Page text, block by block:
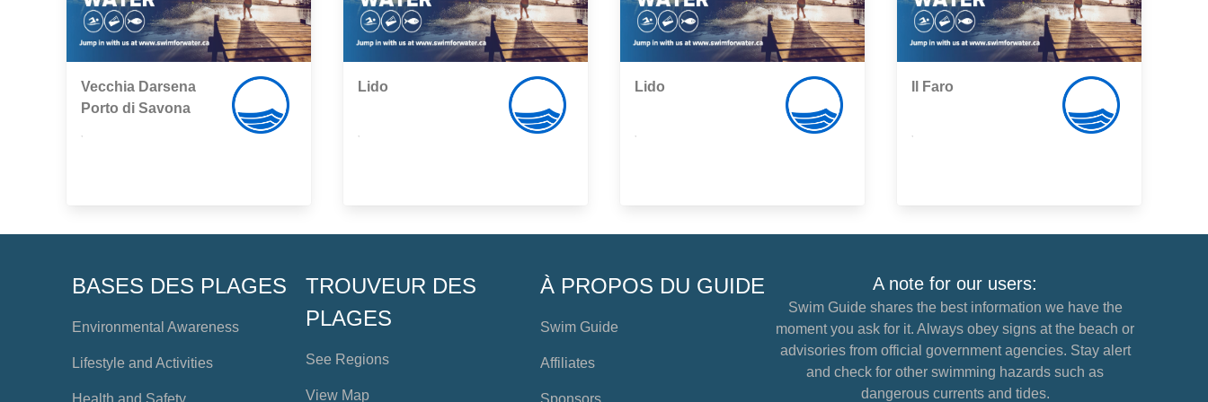
Vecchia Darsena
Porto di Savona
Lido Lido Il Faro
BASES DES PLAGES
Environmental Awareness
Lifestyle and Activities
Health and Safety
TROUVEUR DES
PLAGES
See Regions
View Map
À PROPOS DU GUIDE
Swim Guide
Affiliates
Sponsors
A note for our users:
Swim Guide shares the best information we have the
moment you ask for it. Always obey signs at the beach or
advisories from official government agencies. Stay alert
and check for other swimming hazards such as
dangerous currents and tides.